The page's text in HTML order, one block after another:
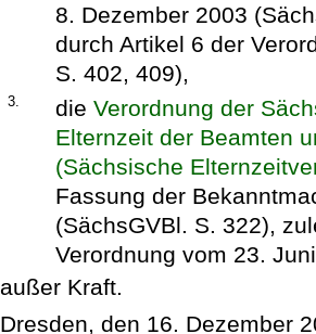
8. Dezember 2003
durch Artikel 6 der
S. 402, 409),
3. dieVerordnung der
Elternzeit der Beamten
(Sächsische
Fassung der
(SächsGVBl. S. 322),
Verordnung vom 23.
außer Kraft.
Dresden, den 16. Dezember